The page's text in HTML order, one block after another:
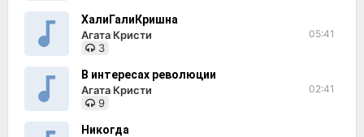
ХалиГалиКришна
Агата Кристи
3
05:41
В интересах революции
Агата Кристи
9
02:41
Никогда